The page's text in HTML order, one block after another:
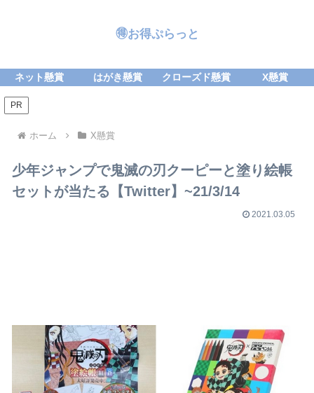
🉐お得ぷらっと
ネット懸賞 はがき懸賞 クローズド懸賞 X懸賞
PR
ホーム X懸賞
少年ジャンプで鬼滅の刃クーピーと塗り絵帳
セットが当たる【Twitter】~21/3/14
2021.03.05